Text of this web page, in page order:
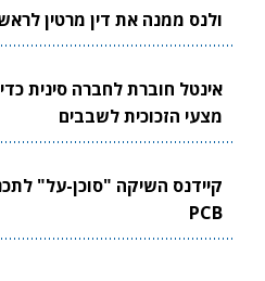
ולנס ממנה את דין מרטין
אינטל חוברת לחברה סינית
מצעי הזכוכית לשבבים
קיידנס השיקה "סוכן-על"
PCB